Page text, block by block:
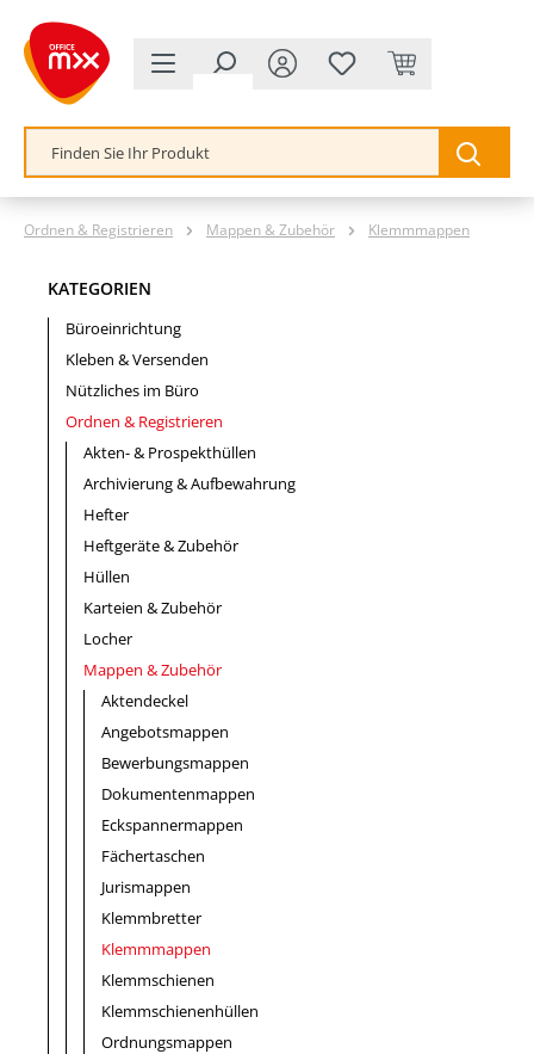
springen
Ordnen & Registrieren Mappen & Zubehör Klemmmappen
KATEGORIEN
Büroeinrichtung
Kleben & Versenden
Nützliches im Büro
Ordnen & Registrieren
Akten- & Prospekthüllen
Archivierung & Aufbewahrung
Hefter
Heftgeräte & Zubehör
Hüllen
Karteien & Zubehör
Locher
Mappen & Zubehör
Aktendeckel
Angebotsmappen
Bewerbungsmappen
Dokumentenmappen
Eckspannermappen
Fächertaschen
Jurismappen
Klemmbretter
Klemmmappen
Klemmschienen
Klemmschienenhüllen
Ordnungsmappen